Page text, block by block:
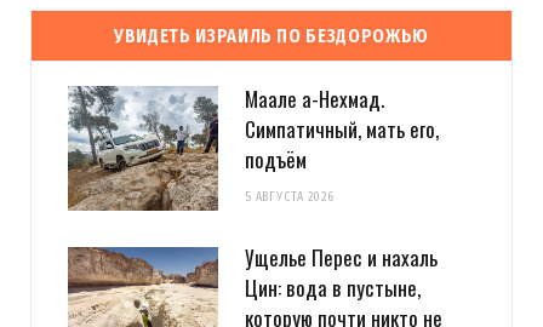
УВИДЕТЬ ИЗРАИЛЬ ПО БЕЗДОРОЖЬЮ
Маале а-Нехмад.
Симпатичный, мать его,
подъём
5 АВГУСТА 2026
Ущелье Перес и нахаль
Цин: вода в пустыне,
которую почти никто не